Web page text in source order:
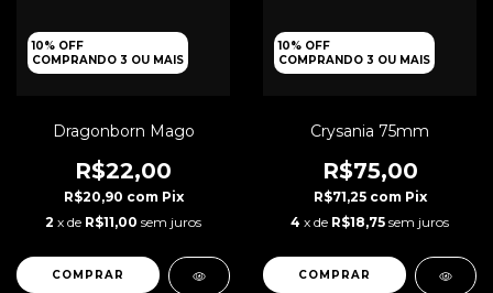
10% OFF
COMPRANDO 3 OU MAIS
Dragonborn Mago
R$22,00
R$20,90 com Pix
2 x de R$11,00 sem juros
10% OFF
COMPRANDO 3 OU MAIS
Crysania 75mm
R$75,00
R$71,25 com Pix
4 x de R$18,75 sem juros